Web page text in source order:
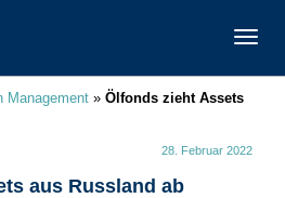
Management » Ölfonds zieht Assets
28. Februar 2022
aus Russland ab